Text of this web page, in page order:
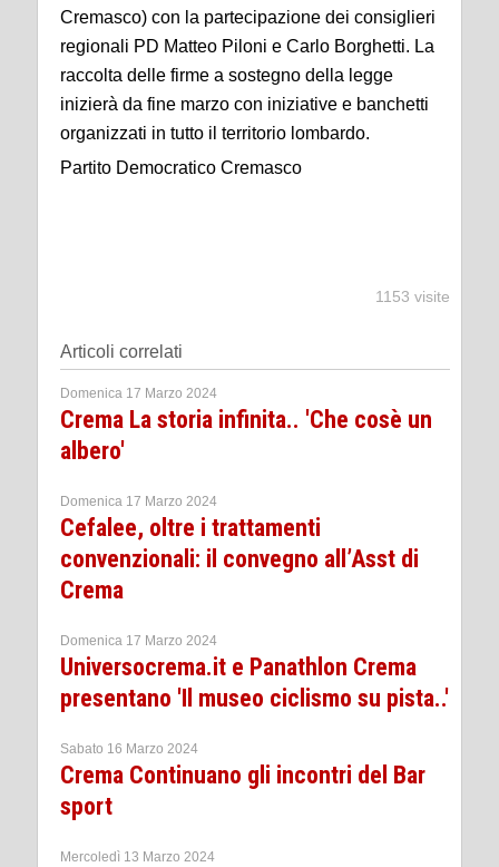
Cremasco) con la partecipazione dei consiglieri
regionali PD Matteo Piloni e Carlo Borghetti. La
raccolta delle firme a sostegno della legge
inizierà da fine marzo con iniziative e banchetti
organizzati in tutto il territorio lombardo.
Partito Democratico Cremasco
1153 visite
Articoli correlati
Domenica 17 Marzo 2024
Crema La storia infinita.. 'Che cosè un
albero'
Domenica 17 Marzo 2024
Cefalee, oltre i trattamenti
convenzionali: il convegno all’Asst di
Crema
Domenica 17 Marzo 2024
Universocrema.it e Panathlon Crema
presentano 'Il museo ciclismo su pista..'
Sabato 16 Marzo 2024
Crema Continuano gli incontri del Bar
sport
Mercoledì 13 Marzo 2024